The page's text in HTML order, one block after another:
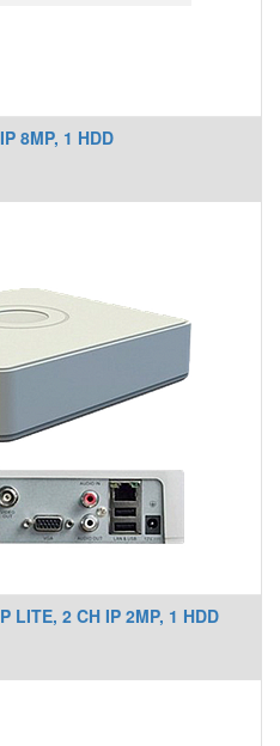
8MP, 1 HDD
LITE, 2 CH IP 2MP, 1 HDD